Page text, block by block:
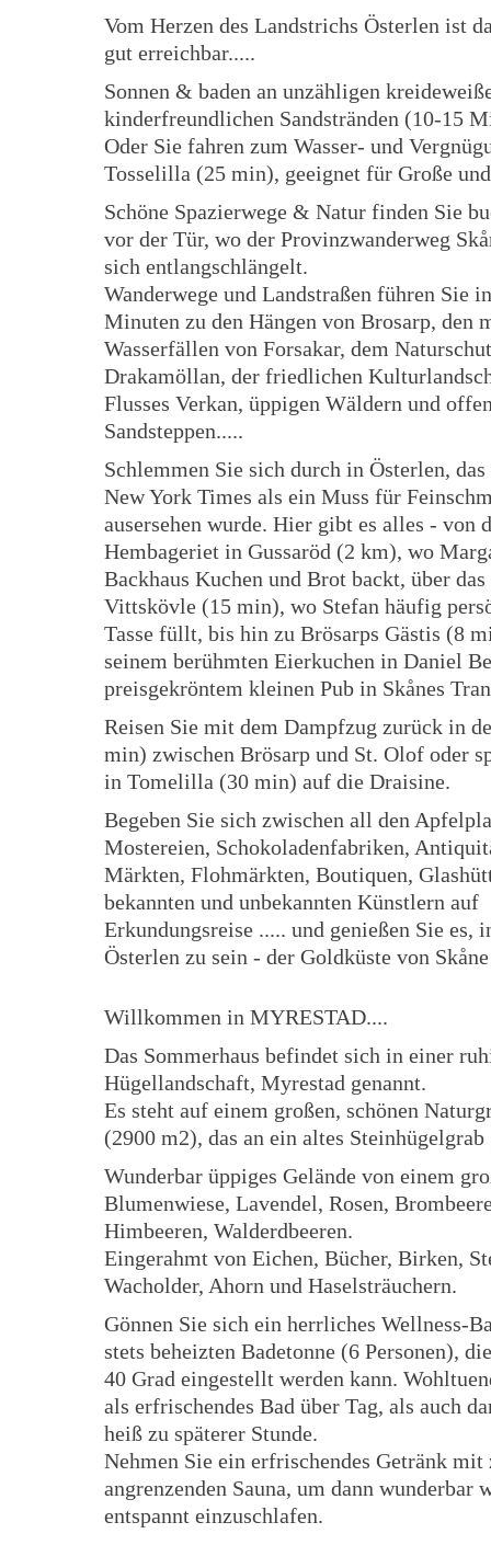
Vom Herzen des Landstrichs Österlen ist
gut erreichbar.....
Sonnen & baden an unzähligen
kinderfreundlichen Sandstränden (10-15
Oder Sie fahren zum Wasser- und
Tosselilla (25 min), geeignet für Große
Schöne Spazierwege & Natur finden Sie
vor der Tür, wo der Provinzwanderweg
sich entlangschlängelt.
Wanderwege und Landstraßen führen Sie
Minuten zu den Hängen von Brosarp, den
Wasserfällen von Forsakar, dem
Drakamöllan, der friedlichen
Flusses Verkan, üppigen Wäldern und
Sandsteppen.....
Schlemmen Sie sich durch in Österlen,
New York Times als ein Muss für
ausersehen wurde. Hier gibt es alles - von
Hembageriet in Gussaröd (2 km), wo
Backhaus Kuchen und Brot backt, über das
Vittskövle (15 min), wo Stefan häufig
Tasse füllt, bis hin zu Brösarps Gästis (8
seinem berühmten Eierkuchen in Daniel
preisgekröntem kleinen Pub in Skånes
Reisen Sie mit dem Dampfzug zurück in
min) zwischen Brösarp und St. Olof oder
in Tomelilla (30 min) auf die Draisine.
Begeben Sie sich zwischen all den
Mostereien, Schokoladenfabriken,
Märkten, Flohmärkten, Boutiquen,
bekannten und unbekannten Künstlern auf
Erkundungsreise ..... und genießen Sie es,
Österlen zu sein - der Goldküste von
Willkommen in MYRESTAD....
Das Sommerhaus befindet sich in einer
Hügellandschaft, Myrestad genannt.
Es steht auf einem großen, schönen
(2900 m2), das an ein altes Steinhügelgrab
Wunderbar üppiges Gelände von einem
Blumenwiese, Lavendel, Rosen,
Himbeeren, Walderdbeeren.
Eingerahmt von Eichen, Bücher, Birken,
Wacholder, Ahorn und Haselsträuchern.
Gönnen Sie sich ein herrliches Wellness-
stets beheizten Badetonne (6 Personen),
40 Grad eingestellt werden kann.
als erfrischendes Bad über Tag, als auch
heiß zu späterer Stunde.
Nehmen Sie ein erfrischendes Getränk mit
angrenzenden Sauna, um dann wunderbar
entspannt einzuschlafen.